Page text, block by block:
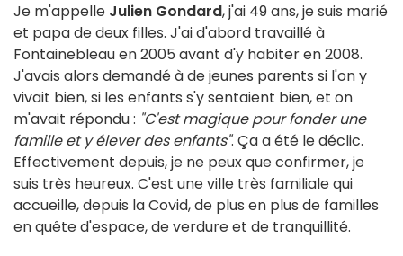
Je m'appelle Julien Gondard, j'ai 49 ans, je suis marié
et papa de deux filles. J'ai d'abord travaillé à
Fontainebleau en 2005 avant d'y habiter en 2008.
J'avais alors demandé à de jeunes parents si l'on y
vivait bien, si les enfants s'y sentaient bien, et on
m'avait répondu : "C'est magique pour fonder une
famille et y élever des enfants". Ça a été le déclic.
Effectivement depuis, je ne peux que confirmer, je
suis très heureux. C'est une ville très familiale qui
accueille, depuis la Covid, de plus en plus de familles
en quête d'espace, de verdure et de tranquillité.